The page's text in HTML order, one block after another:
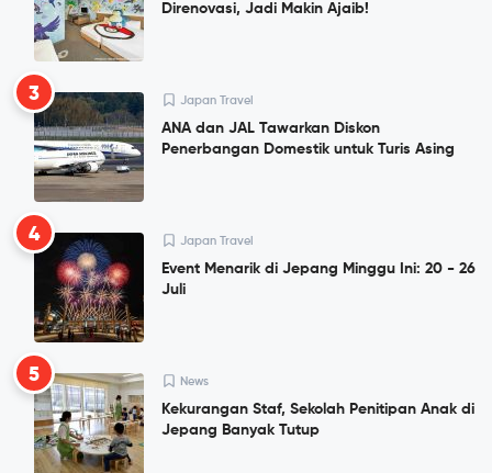
Direnovasi, Jadi Makin Ajaib!
3 Japan Travel
ANA dan JAL Tawarkan Diskon
Penerbangan Domestik untuk Turis Asing
4 Japan Travel
Event Menarik di Jepang Minggu Ini: 20 - 26
Juli
5 News
Kekurangan Staf, Sekolah Penitipan Anak di
Jepang Banyak Tutup